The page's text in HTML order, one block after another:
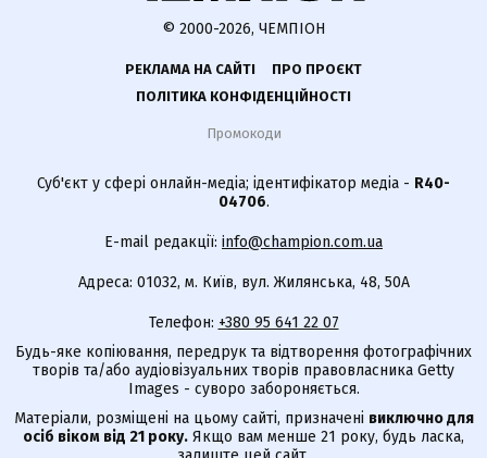
© 2000-2026, ЧЕМПІОН
РЕКЛАМА НА САЙТІ
ПРО ПРОЄКТ
ПОЛІТИКА КОНФІДЕНЦІЙНОСТІ
Промокоди
Суб'єкт у сфері онлайн-медіа; ідентифікатор медіа - R40-
04706.
E-mail редакції: info@champion.com.ua
Адреса: 01032, м. Київ, вул. Жилянська, 48, 50А
Телефон: +380 95 641 22 07
Будь-яке копіювання, передрук та відтворення фотографічних
творів та/або аудіовізуальних творів правовласника Getty
Images - суворо забороняється.
Матеріали, розміщені на цьому сайті, призначені виключно для
осіб віком від 21 року. Якщо вам менше 21 року, будь ласка,